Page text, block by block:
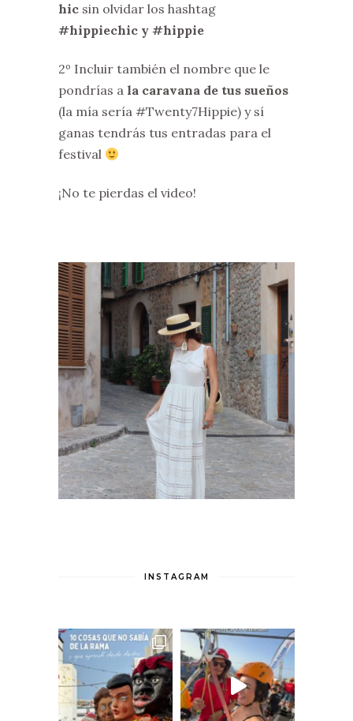
hic sin olvidar los hashtag
#hippiechic y #hippie
2º Incluir también el nombre que le
pondrías a la caravana de tus sueños
(la mía sería #Twenty7Hippie) y sí
ganas tendrás tus entradas para el
festival
¡No te pierdas el video!
INSTAGRAM